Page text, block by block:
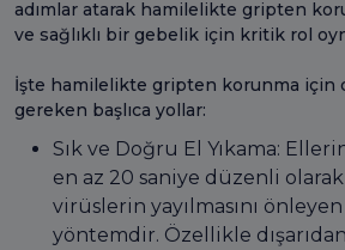
adımlar atarak hamilelikte gripten
ve sağlıklı bir gebelik için kritik rol
İşte hamilelikte gripten korunma için
gereken başlıca yollar:
Sık ve Doğru El Yıkama:
en az 20 saniye düzenli olarak
virüslerin yayılmasını
yöntemdir. Özellikle